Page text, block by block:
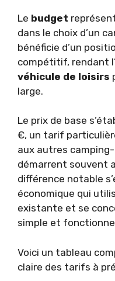
Le budget
dans le choix d’un
bénéficie d’un
compétitif, rendant
véhicule de loisirs
large.
Le prix de base
€, un tarif
aux autres
démarrent souvent
différence notable
économique qui
existante et se
simple et
Voici un tableau
claire des tarifs à